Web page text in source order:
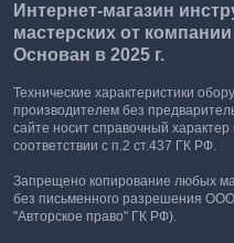
Интернет-магазин
мастерских от
Основан в 2025 г.
Технические характеристики
производителем без
сайте носит справочный
соответствии с п.2 ст.437 ГК РФ.
Запрещено копирование любых
без письменного разрешения
"Авторское право" ГК РФ).